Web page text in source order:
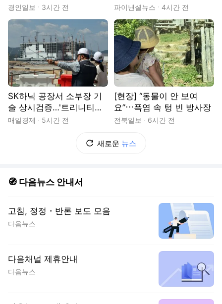
시장’
경인일보 3시간 전
지연없이 배달
파이낸셜뉴스 4시간 전
SK하닉 공장서 소부장 기
술 상시검증…'트리니티팹'
내년 완공
매일경제 5시간 전
[현장] “동물이 안 보여
요”⋯폭염 속 텅 빈 방사장
전북일보 6시간 전
새로운 뉴스
🧭 다음뉴스 안내서
고침, 정정・반론 보도 모음
다음뉴스
다음채널 제휴안내
다음뉴스